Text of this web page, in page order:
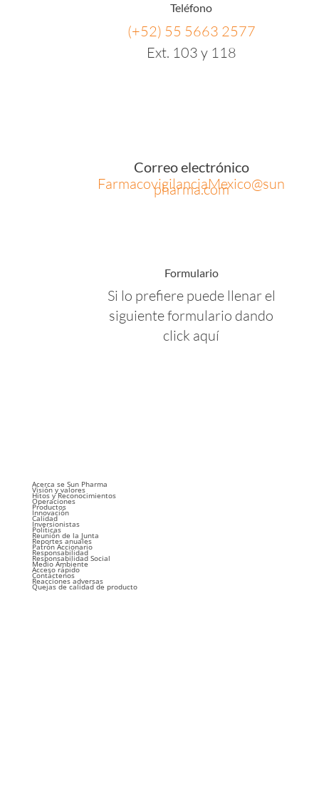
Teléfono
(+52) 55 5663 2577
Ext. 103 y 118
Correo electrónico
FarmacovigilanciaMexico@sun
pharma.com
Formulario
Si lo prefiere puede llenar el
siguiente formulario dando
click aquí
Acerca se Sun Pharma
Visión y valores
Hitos y Reconocimientos
Operaciones
Productos
Innovación
Calidad
Inversionistas
Políticas
Reunión de la Junta
Reportes anuales
Patrón Accionario
Responsabilidad
Responsabilidad Social
Medio Ambiente
Acceso rápido
Contáctenos
Reacciones adversas
Quejas de calidad de producto